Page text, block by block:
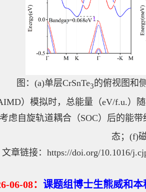
图：(a)单层CrSnTe3的俯视图和
）模拟时，总能量（eV/f.u.）
虑自旋轨道耦合（SOC）后的能带
态；(f)
文章链接：https://doi.org/10.1016/
6-06-08： 课题组博士生熊威和